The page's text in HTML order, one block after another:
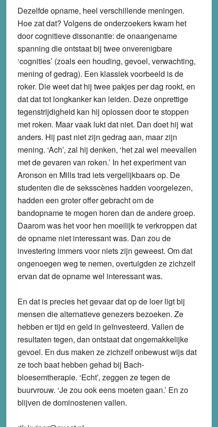
Dezelfde opname, heel verschillende meningen.
Hoe zat dat? Volgens de onderzoekers kwam het
door cognitieve dissonantie: de onaangename
spanning die ontstaat bij twee onverenigbare
‘cognities’ (zoals een houding, gevoel, verwachting,
mening of gedrag). Een klassiek voorbeeld is de
roker. Die weet dat hij twee pakjes per dag rookt, en
dat dat tot longkanker kan leiden. Deze onprettige
tegenstrijdigheid kan hij oplossen door te stoppen
met roken. Maar vaak lukt dat niet. Dan doet hij wat
anders. Hij past niet zijn gedrag aan, maar zijn
mening. ‘Ach’, zal hij denken, ‘het zal wel meevallen
met de gevaren van roken.’ In het experiment van
Aronson en Mills trad iets vergelijkbaars op. De
studenten die de seksscènes hadden voorgelezen,
hadden een groter offer gebracht om de
bandopname te mogen horen dan de andere groep.
Daarom was het voor hen moeilijk te verkroppen dat
de opname niet interessant was. Dan zou de
investering immers voor niets zijn geweest. Om dat
ongenoegen weg te nemen, overtuigden ze zichzelf
ervan dat de opname wel interessant was.
En dat is precies het gevaar dat op de loer ligt bij
mensen die alternatieve genezers bezoeken. Ze
hebben er tijd en geld in geïnvesteerd. Vallen de
resultaten tegen, dan ontstaat dat ongemakkelijke
gevoel. En dus maken ze zichzelf onbewust wijs dat
ze toch baat hebben gehad bij Bach-
bloesemtherapie. ‘Echt’, zeggen ze tegen de
buurvrouw. ‘Je zou ook eens moeten gaan.’ En zo
blijven de dominostenen vallen.